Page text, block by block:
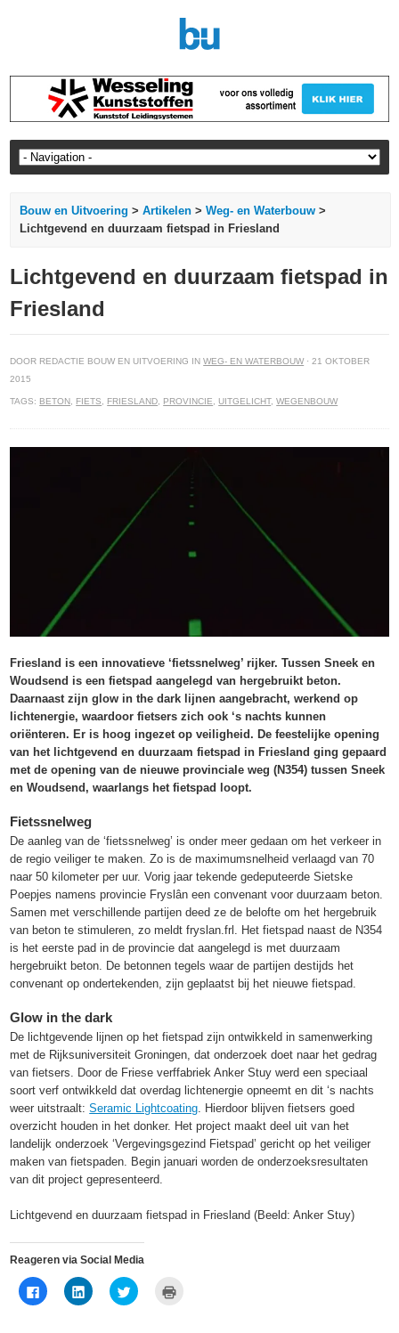
Bouw en Uitvoering >Artikelen >Weg- en Waterbouw >
Lichtgevend en duurzaam fietspad in Friesland
Lichtgevend en duurzaam fietspad in
Friesland
DOOR REDACTIE BOUW EN UITVOERING INWEG- EN WATERBOUW· 21 OKTOBER
2015
TAGS: BETON, FIETS, FRIESLAND, PROVINCIE,UITGELICHT,WEGENBOUW
Friesland is een innovatieve ‘fietssnelweg’ rijker. Tussen Sneek en
Woudsend is een fietspad aangelegd van hergebruikt beton.
Daarnaast zijn glow in the dark lijnen aangebracht, werkend op
lichtenergie, waardoor fietsers zich ook ‘s nachts kunnen
oriënteren. Er is hoog ingezet op veiligheid. De feestelijke opening
van het lichtgevend en duurzaam fietspad in Friesland ging gepaard
met de opening van de nieuwe provinciale weg (N354) tussen Sneek
en Woudsend, waarlangs het fietspad loopt.
Fietssnelweg
De aanleg van de ‘fietssnelweg’ is onder meer gedaan om het verkeer in
de regio veiliger te maken. Zo is de maximumsnelheid verlaagd van 70
naar 50 kilometer per uur. Vorig jaar tekende gedeputeerde Sietske
Poepjes namens provincie Fryslân een convenant voor duurzaam beton.
Samen met verschillende partijen deed ze de belofte om het hergebruik
van beton te stimuleren, zo meldt fryslan.frl. Het fietspad naast de N354
is het eerste pad in de provincie dat aangelegd is met duurzaam
hergebruikt beton. De betonnen tegels waar de partijen destijds het
convenant op ondertekenden, zijn geplaatst bij het nieuwe fietspad.
Glow in the dark
De lichtgevende lijnen op het fietspad zijn ontwikkeld in samenwerking
met de Rijksuniversiteit Groningen, dat onderzoek doet naar het gedrag
van fietsers. Door de Friese verffabriek Anker Stuy werd een speciaal
soort verf ontwikkeld dat overdag lichtenergie opneemt en dit ‘s nachts
weer uitstraalt:Seramic Lightcoating. Hierdoor blijven fietsers goed
overzicht houden in het donker. Het project maakt deel uit van het
landelijk onderzoek ‘Vergevingsgezind Fietspad’ gericht op het veiliger
maken van fietspaden. Begin januari worden de onderzoeksresultaten
van dit project gepresenteerd.
Lichtgevend en duurzaam fietspad in Friesland (Beeld: Anker Stuy)
Reageren via Social Media
Klik
om
Klik
om
Klik
om